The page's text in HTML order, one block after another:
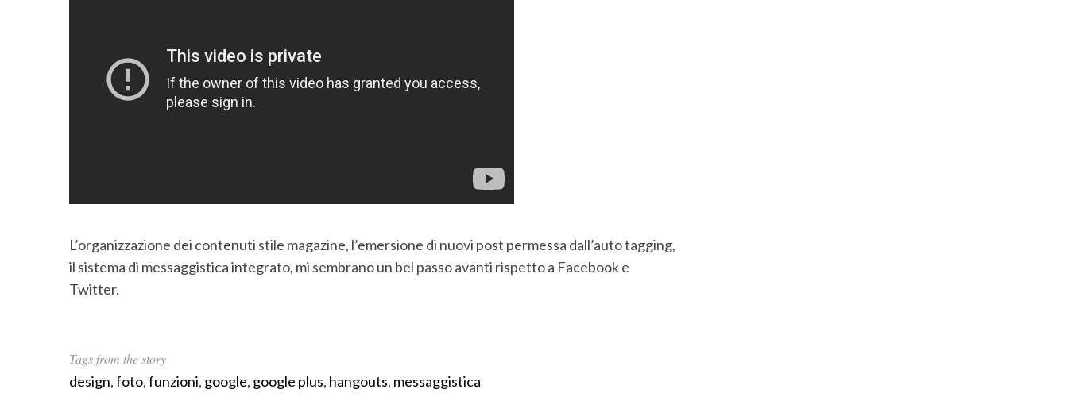
L’organizzazione dei contenuti stile magazine, l’emersione di nuovi post permessa dall’auto tagging,
il sistema di messaggistica integrato, mi sembrano un bel passo avanti rispetto a Facebook e
Twitter.
Tags from the story
design,foto,funzioni, google, google plus, hangouts, messaggistica